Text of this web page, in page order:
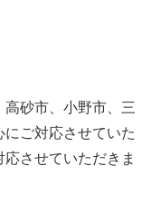
砂市、小野市、三
ご対応させていた
させていただきま